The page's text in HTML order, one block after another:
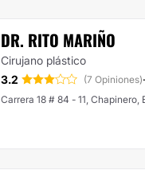
DR. RITO MARIÑO
Cirujano plástico
3.2
(7 Opiniones)·
Carrera 18 # 84 - 11,